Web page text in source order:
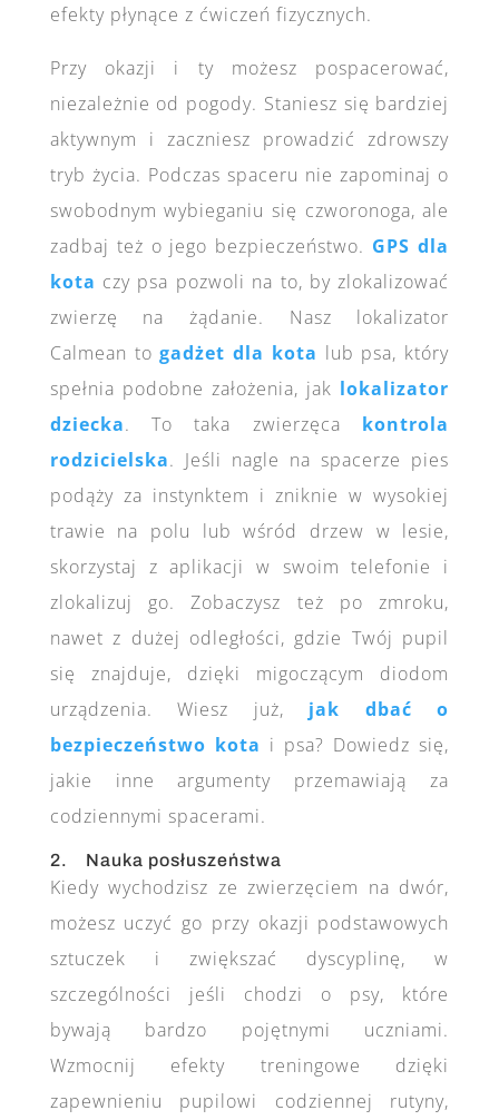
efekty płynące z ćwiczeń fizycznych.
Przy okazji i ty możesz pospacerować,
niezależnie od pogody. Staniesz się bardziej
aktywnym i zaczniesz prowadzić zdrowszy
tryb życia. Podczas spaceru nie zapominaj o
swobodnym wybieganiu się czworonoga, ale
zadbaj też o jego bezpieczeństwo. GPS dla
kota czy psa pozwoli na to, by zlokalizować
zwierzę na żądanie. Nasz lokalizator
Calmean togadżet dla kota lub psa, który
spełnia podobne założenia, jak lokalizator
dziecka. To taka zwierzęca kontrola
rodzicielska. Jeśli nagle na spacerze pies
podąży za instynktem i zniknie w wysokiej
trawie na polu lub wśród drzew w lesie,
skorzystaj z aplikacji w swoim telefonie i
zlokalizuj go. Zobaczysz też po zmroku,
nawet z dużej odległości, gdzie Twój pupil
się znajduje, dzięki migoczącym diodom
urządzenia. Wiesz już, jak dbać o
bezpieczeństwo kota i psa? Dowiedz się,
jakie inne argumenty przemawiają za
codziennymi spacerami.
2. Nauka posłuszeństwa
Kiedy wychodzisz ze zwierzęciem na dwór,
możesz uczyć go przy okazji podstawowych
sztuczek i zwiększać dyscyplinę, w
szczególności jeśli chodzi o psy, które
bywają bardzo pojętnymi uczniami.
Wzmocnij efekty treningowe dzięki
zapewnieniu pupilowi codziennej rutyny,